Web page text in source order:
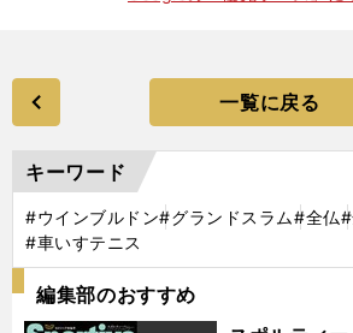
一覧に戻る
キーワード
#ウインブルドン#グランドスラム#全仏
#車いすテニス
編集部のおすすめ